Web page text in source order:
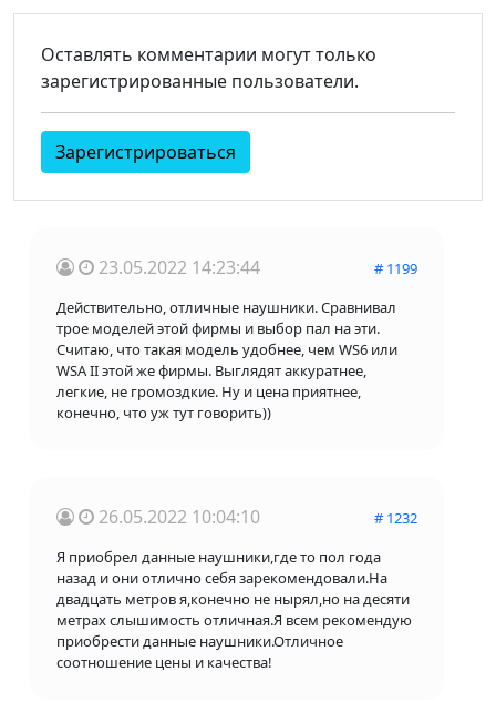
Оставлять комментарии могут только
зарегистрированные пользователи.
Зарегистрироваться
# 1199
23.05.2022 14:23:44
Действительно, отличные наушники. Сравнивал
трое моделей этой фирмы и выбор пал на эти.
Считаю, что такая модель удобнее, чем WS6 или
WSA II этой же фирмы. Выглядят аккуратнее,
легкие, не громоздкие. Ну и цена приятнее,
конечно, что уж тут говорить))
# 1232
26.05.2022 10:04:10
Я приобрел данные наушники,где то пол года
назад и они отлично себя зарекомендовали.На
двадцать метров я,конечно не нырял,но на десяти
метрах слышимость отличная.Я всем рекомендую
приобрести данные наушники.Отличное
соотношение цены и качества!